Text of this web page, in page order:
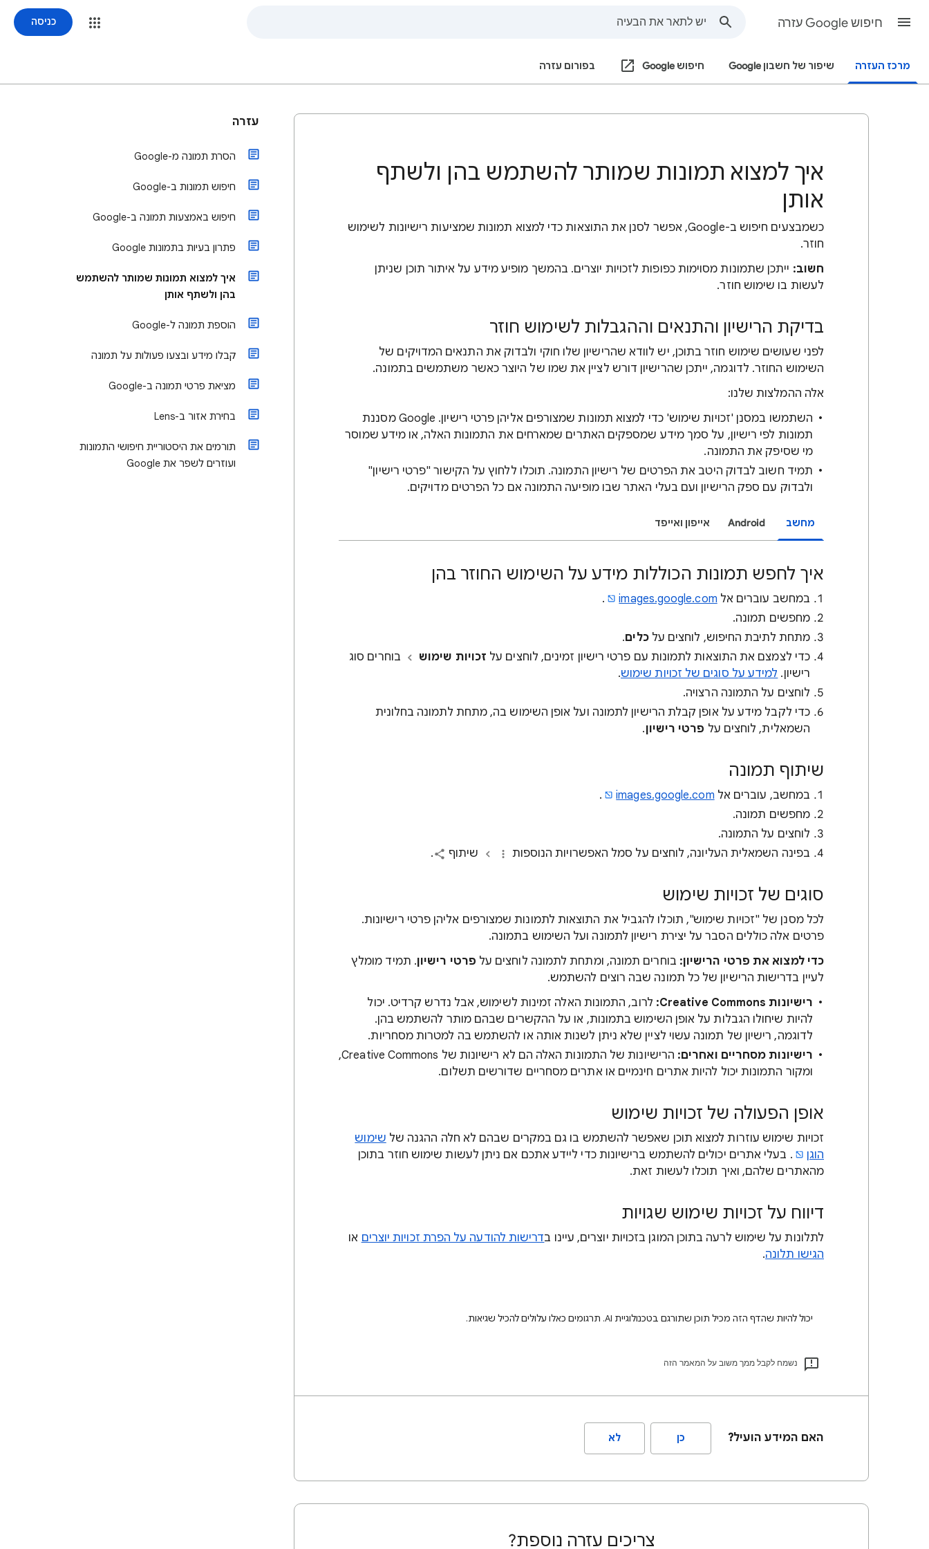
חיפוש Google עזרה כניסה
מרכז העזרה שיפור של חשבון Google חיפוש Google בפורום עזרה
איך למצוא תמונות שמותר להשתמש בהן ולשתף
אותן
כשמבצעים חיפוש ב-Google, אפשר לסנן את התוצאות כדי למצוא תמונות שמציעות רישיונות לשימוש
חוזר.
חשוב: ייתכן שתמונות מסוימות כפופות לזכויות יוצרים. בהמשך מופיע מידע על איתור תוכן שניתן
לעשות בו שימוש חוזר.
בדיקת הרישיון והתנאים וההגבלות לשימוש חוזר
לפני שעושים שימוש חוזר בתוכן, יש לוודא שהרישיון שלו חוקי ולבדוק את התנאים המדויקים של
השימוש החוזר. לדוגמה, ייתכן שהרישיון דורש לציין את שמו של היוצר כאשר משתמשים בתמונה.
אלה ההמלצות שלנו:
השתמשו במסנן 'זכויות שימוש' כדי למצוא תמונות שמצורפים אליהן פרטי רישיון. Google מסננת
תמונות לפי רישיון, על סמך מידע שמספקים האתרים שמארחים את התמונות האלה, או מידע שמוסר
מי שסיפק את התמונה.
תמיד חשוב לבדוק היטב את הפרטים של רישיון התמונה. תוכלו ללחוץ על הקישור "פרטי רישיון"
ולבדוק עם ספק הרישיון ועם בעלי האתר שבו מופיעה התמונה אם כל הפרטים מדויקים.
מחשב Android אייפון ואייפד
איך לחפש תמונות הכוללות מידע על השימוש החוזר בהן
במחשב עוברים אל images.google.com
.
מחפשים תמונה.
מתחת לתיבת החיפוש, לוחצים עלכלים.
כדי לצמצם את התוצאות לתמונות עם פרטי רישיון זמינים, לוחצים על זכויות שימוש
בוחרים סוג
רישיון. למידע על סוגים של זכויות שימוש.
לוחצים על התמונה הרצויה.
כדי לקבל מידע על אופן קבלת הרישיון לתמונה ועל אופן השימוש בה, מתחת לתמונה בחלונית
השמאלית, לוחצים על פרטי רישיון.
שיתוף תמונה
במחשב, עוברים אל images.google.com
.
מחפשים תמונה.
לוחצים על התמונה.
בפינה השמאלית העליונה, לוחצים על סמל האפשרויות הנוספות
שיתוף .
סוגים של זכויות שימוש
לכל מסנן של "זכויות שימוש", תוכלו להגביל את התוצאות לתמונות שמצורפים אליהן פרטי רישיונות.
פרטים אלה כוללים הסבר על יצירת רישיון לתמונה ועל השימוש בתמונה.
כדי למצוא את פרטי הרישיון: בוחרים תמונה, ומתחת לתמונה לוחצים על פרטי רישיון. תמיד מומלץ
לעיין בדרישות הרישיון של כל תמונה שבה רוצים להשתמש.
רישיונות Creative Commons‏:
לרוב, התמונות האלה זמינות לשימוש, אבל נדרש קרדיט. יכול
להיות שיחולו הגבלות על אופן השימוש בתמונות, או על ההקשרים שבהם מותר להשתמש בהן.
לדוגמה, רישיון של תמונה עשוי לציין שלא ניתן לשנות אותה או להשתמש בה למטרות מסחריות.
רישיונות מסחריים ואחרים:
הרישיונות של התמונות האלה הם לא רישיונות של Creative Commons,
ומקור התמונות יכול להיות אתרים חינמיים או אתרים מסחריים שדורשים תשלום.
אופן הפעולה של זכויות שימוש
זכויות שימוש עוזרות למצוא תוכן שאפשר להשתמש בו גם במקרים שבהם לא חלה ההגנה של שימוש
הוגן
. בעלי אתרים יכולים להשתמש ברישיונות כדי ליידע אתכם אם ניתן לעשות שימוש חוזר בתוכן
מהאתרים שלהם, ואיך תוכלו לעשות זאת.
דיווח על זכויות שימוש שגויות
לתלונות על שימוש לרעה בתוכן המוגן בזכויות יוצרים, עיינו בדרישות להודעה על הפרת זכויות יוצרים או
הגישו תלונה.
יכול להיות שהדף הזה מכיל תוכן שתורגם בטכנולוגיית AI. תרגומים כאלו עלולים להכיל שגיאות.
נשמח לקבל ממך משוב על המאמר הזה
האם המידע הועיל? כן לא
צריכים עזרה נוספת?
עזרה
הסרת תמונה מ-Google
חיפוש תמונות ב-Google
חיפוש באמצעות תמונה ב-Google
פתרון בעיות בתמונות Google
איך למצוא תמונות שמותר להשתמש
בהן ולשתף אותן
הוספת תמונה ל-Google
קבלו מידע ובצעו פעולות על תמונה
מציאת פרטי תמונה ב-Google
בחירת אזור ב-Lens
תורמים את היסטוריית חיפושי התמונות
ועוזרים לשפר את Google